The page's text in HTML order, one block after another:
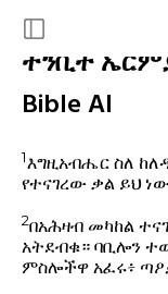
ትንቢተ
Bible AI
1እግዚአብሔር ስለ
የተናገረው ቃል ይህ
2በአሕዛብ መካከል
አትደብቁ። ባቢሎን
ምስሎችዋ አፈሩ፥